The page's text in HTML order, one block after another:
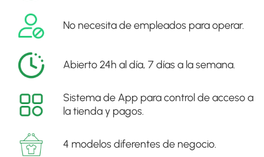
No necesita de empleados para operar.
Abierto 24h al día, 7 días a la semana.
Sistema de App para control de acceso a
la tienda y pagos.
4 modelos diferentes de negocio.